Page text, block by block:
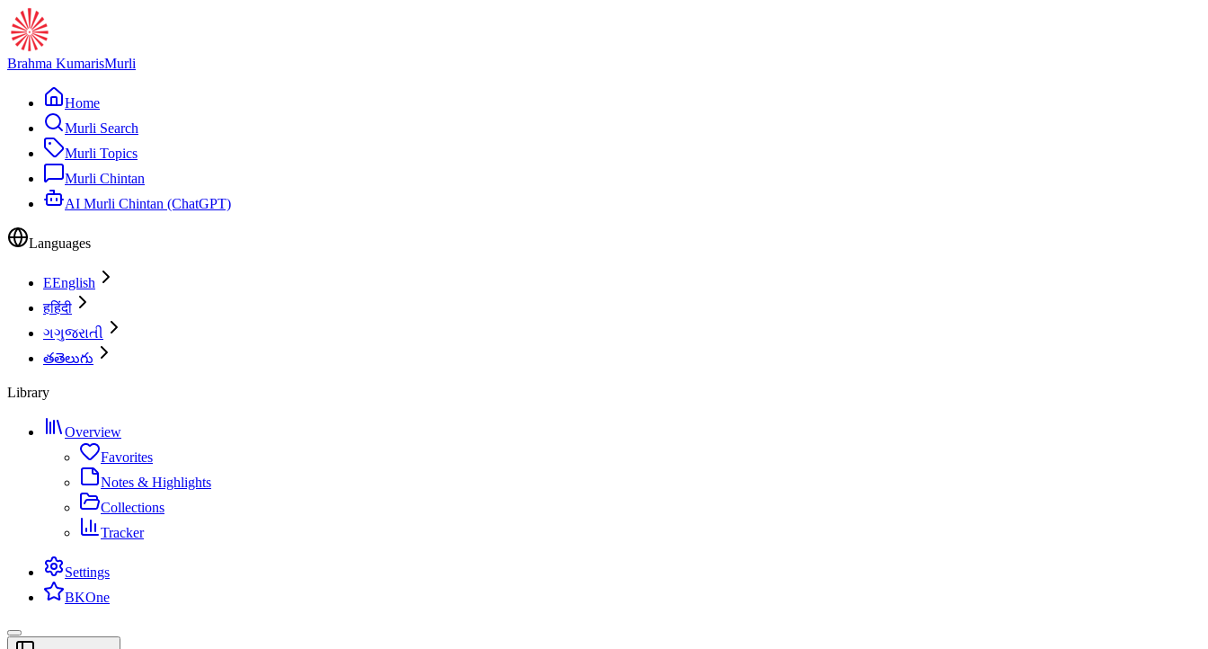
Brahma KumarisMurli
Home
Murli Search
Murli Topics
Murli Chintan
AI Murli Chintan (ChatGPT)
Languages
EEnglish
हहिंदी
ગગુજરાતી
తతెలుగు
Library
Overview
Favorites
Notes & Highlights
Collections
Tracker
Settings
BKOne